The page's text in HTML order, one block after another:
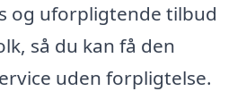
og uforpligtende tilbud
så du kan få den
uden forpligtelse.